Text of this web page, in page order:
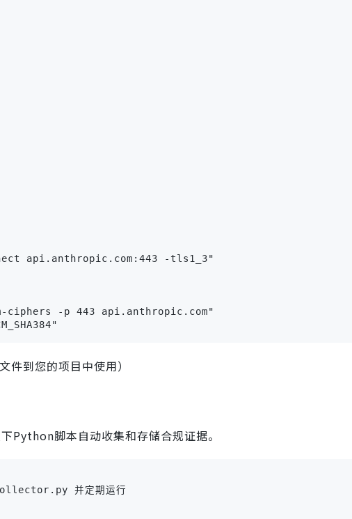
api.anthropic.com:443 -tls1_3"
ciphers -p 443 api.anthropic.com"
件到您的项目中使用）
Python脚本自动收集和存储合规证据。
并定期运行